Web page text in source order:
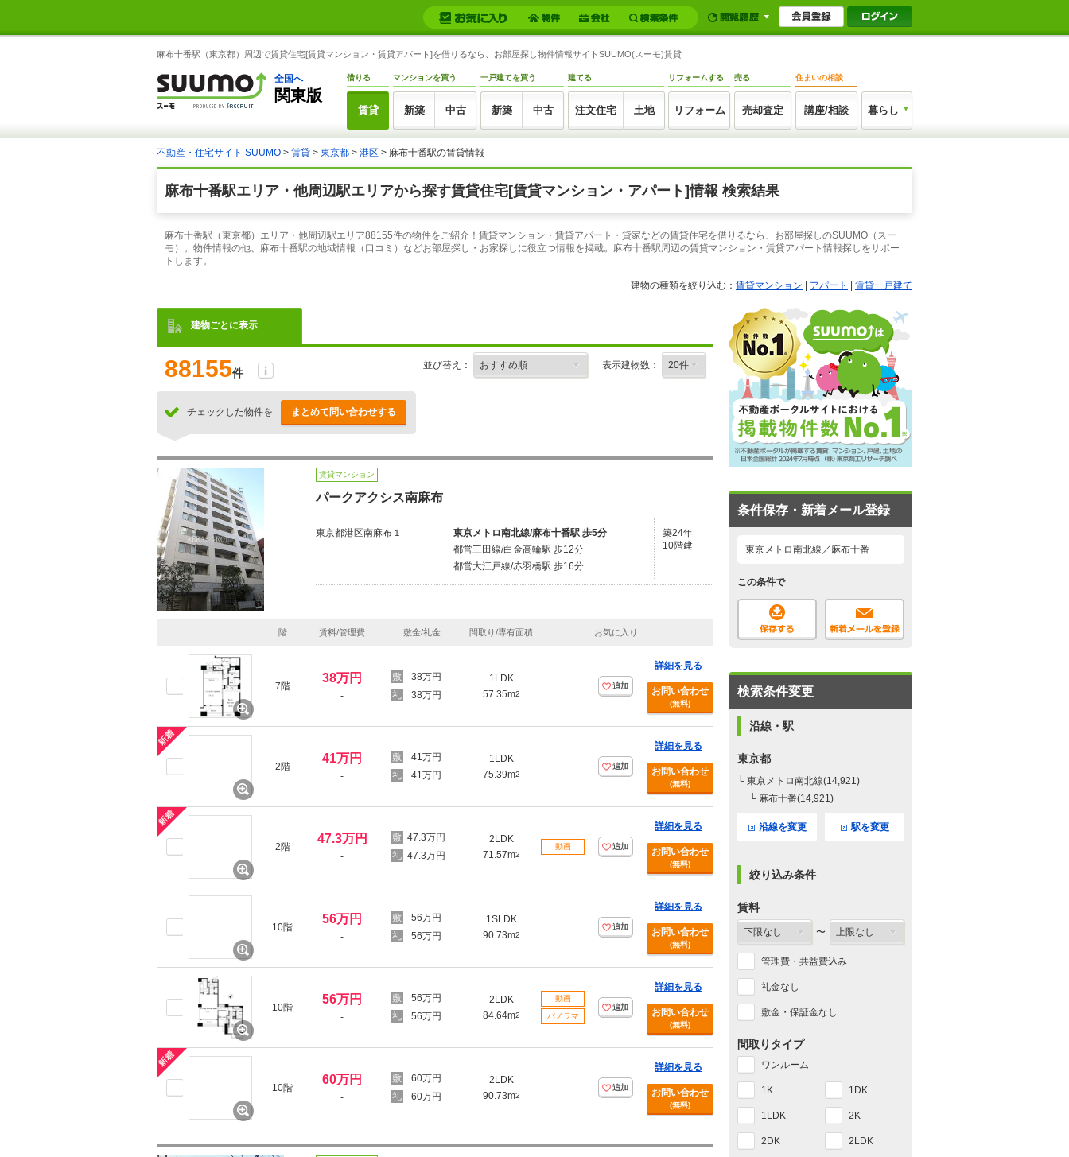
麻布十番駅（東京都）周辺で賃貸住宅[賃貸マンション・賃貸アパート]を借りるなら、お部屋探し物件情報サイトSUUMO(スーモ)賃貸
全国へ
関東版
借りる
賃貸
マンションを買う
新築 中古
一戸建てを買う
新築 中古
建てる
注文住宅 土地
リフォームする
リフォーム
売る
売却査定
住まいの相談
講座/相談 暮らし
不動産・住宅サイト SUUMO > 賃貸 > 東京都 > 港区 > 麻布十番駅の賃貸情報
麻布十番駅エリア・他周辺駅エリアから探す賃貸住宅[賃貸マンション・アパート]情報 検索結果
麻布十番駅（東京都）エリア・他周辺駅エリア88155件の物件をご紹介！賃貸マンション・賃貸アパート・貸家などの賃貸住宅を借りるなら、お部屋探しのSUUMO（スー
モ）。物件情報の他、麻布十番駅の地域情報（口コミ）などお部屋探し・お家探しに役立つ情報を掲載。麻布十番駅周辺の賃貸マンション・賃貸アパート情報探しをサポー
トします。
建物の種類を絞り込む： 賃貸マンション アパート 賃貸一戸建て
建物ごとに表示
88155件
並び替え： 表示建物数：
チェックした物件を まとめて問い合わせする
賃貸マンション
パークアクシス南麻布
東京都港区南麻布１
東京メトロ南北線/麻布十番駅 歩5分
都営三田線/白金高輪駅 歩12分
都営大江戸線/赤羽橋駅 歩16分
築24年
10階建
階 賃料/管理費 敷金/礼金 間取り/専有面積 お気に入り
7階
38万円
-
38万円
38万円
1LDK
57.35m2
追加
詳細を見る
お問い合わせ
(無料)
2階
41万円
-
41万円
41万円
1LDK
75.39m2
追加
詳細を見る
お問い合わせ
(無料)
2階
47.3万円
-
47.3万円
47.3万円
2LDK
71.57m2
動画 追加
詳細を見る
お問い合わせ
(無料)
10階
56万円
-
56万円
56万円
1SLDK
90.73m2
追加
詳細を見る
お問い合わせ
(無料)
10階
56万円
-
56万円
56万円
2LDK
84.64m2
動画
パノラマ
追加
詳細を見る
お問い合わせ
(無料)
10階
60万円
-
60万円
60万円
2LDK
90.73m2
追加
詳細を見る
お問い合わせ
(無料)
条件保存・新着メール登録
東京メトロ南北線／麻布十番
この条件で
検索条件変更
沿線・駅
東京都
└ 東京メトロ南北線(14,921)
└ 麻布十番(14,921)
沿線を変更 駅を変更
絞り込み条件
賃料
〜
管理費・共益費込み
礼金なし
敷金・保証金なし
間取りタイプ
ワンルーム
1K 1DK
1LDK 2K
2DK 2LDK